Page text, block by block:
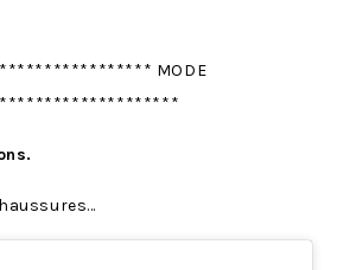
MODE